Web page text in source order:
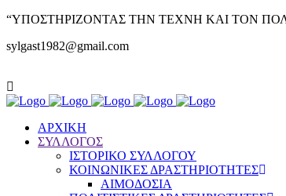
“ΥΠΟΣΤΗΡΙΖΟΝΤΑΣ ΤΗΝ ΤΕΧΝΗ ΚΑΙ ΤΟΝ
sylgast1982@gmail.com
ΑΡΧΙΚΗ
ΣΥΛΛΟΓΟΣ
ΙΣΤΟΡΙΚΟ ΣΥΛΛΟΓΟΥ
ΚΟΙΝΩΝΙΚΕΣ ΔΡΑΣΤΗΡΙΟΤΗΤΕΣ
ΑΙΜΟΔΟΣΙΑ